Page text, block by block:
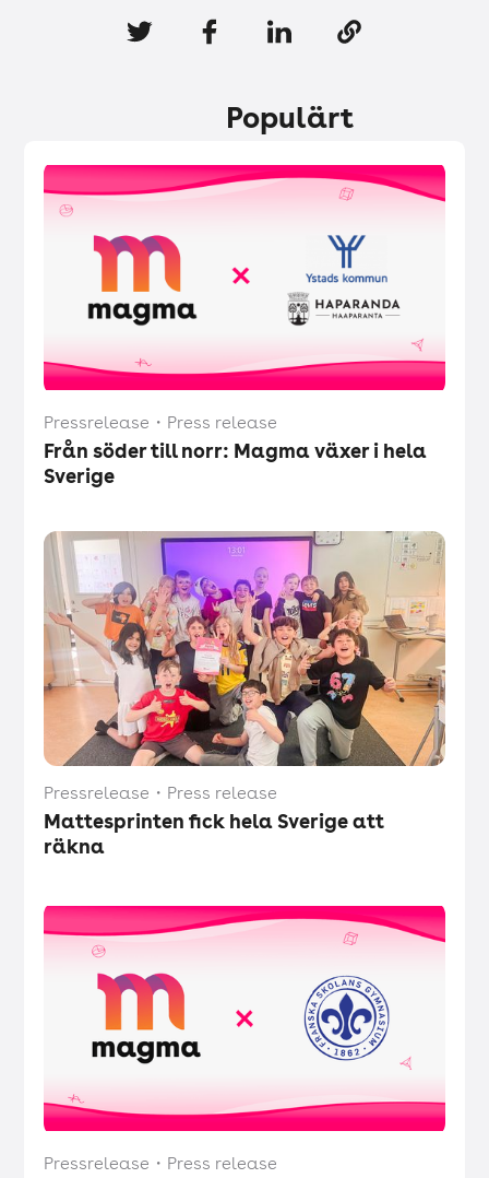
Populärt
Pressrelease ・ Press release
Från söder till norr: Magma växer i hela
Sverige
Pressrelease ・ Press release
Mattesprinten fick hela Sverige att
räkna
Pressrelease ・ Press release